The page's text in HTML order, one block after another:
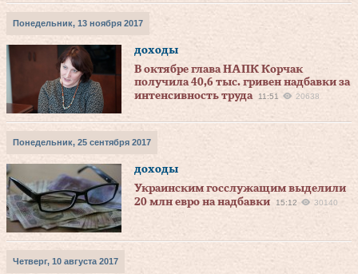
Понедельник, 13 ноября 2017
доходы
В октябре глава НАПК Корчак
получила 40,6 тыс. гривен надбавки за
интенсивность труда
11:51 20638
Понедельник, 25 сентября 2017
доходы
Украинским госслужащим выделили
20 млн евро на надбавки
15:12 30140
Четверг, 10 августа 2017